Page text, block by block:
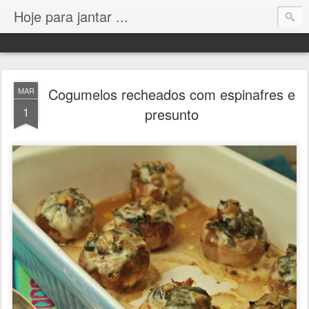
Hoje para jantar ...
MAR
1
Cogumelos recheados com espinafres e
presunto